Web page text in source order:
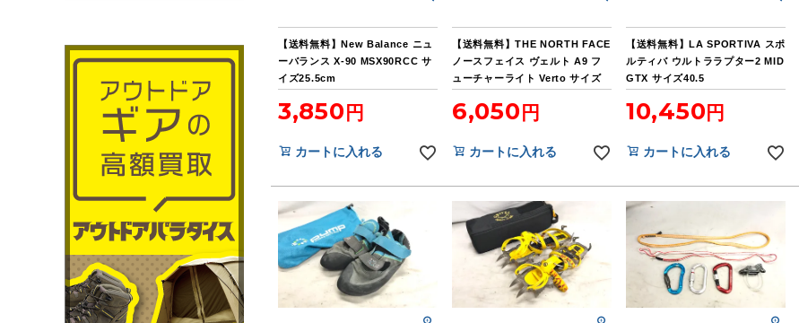
【送料無料】New Balance ニュ
ーバランス X-90 MSX90RCC サ
イズ25.5cm
3,850
カートに入れる
【送料無料】THE NORTH FACE
ノースフェイス ヴェルト A9 フ
ューチャーライト Verto サイズ
6,050
カートに入れる
【送料無料】LA SPORTIVA スポ
ルティバ ウルトララプター2 MID
GTX サイズ40.5
10,450
カートに入れる